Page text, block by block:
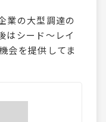
業の大型調達の
はシード～レイ
会を提供してま